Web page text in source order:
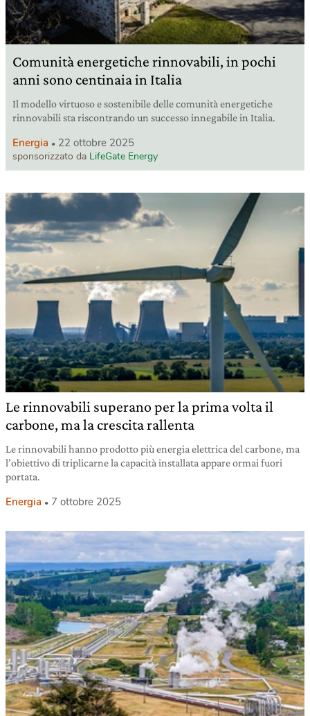
Comunità energetiche rinnovabili, in pochi
anni sono centinaia in Italia
Il modello virtuoso e sostenibile delle comunità energetiche
rinnovabili sta riscontrando un successo innegabile in Italia.
Energia 22 ottobre 2025
sponsorizzato da LifeGate Energy
Le rinnovabili superano per la prima volta il
carbone, ma la crescita rallenta
Le rinnovabili hanno prodotto più energia elettrica del carbone, ma
l’obiettivo di triplicarne la capacità installata appare ormai fuori
portata.
Energia 7 ottobre 2025